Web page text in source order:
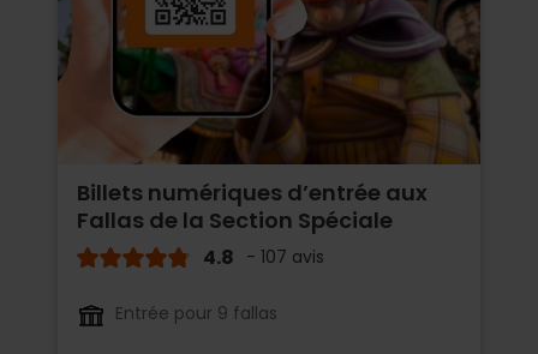
Billets numériques d’entrée aux
Fallas de la Section Spéciale
4.8 - 107 avis
Entrée pour 9 fallas